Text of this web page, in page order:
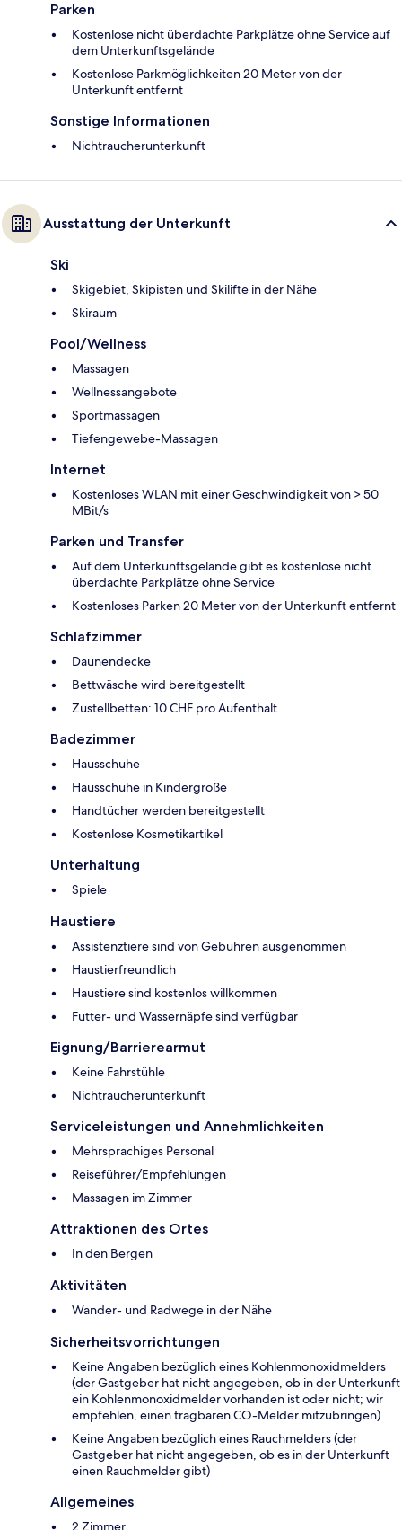
Parken
Kostenlose nicht überdachte Parkplätze ohne Service auf
dem Unterkunftsgelände
Kostenlose Parkmöglichkeiten 20 Meter von der
Unterkunft entfernt
Sonstige Informationen
Nichtraucherunterkunft
Ausstattung der Unterkunft
Ski
Skigebiet, Skipisten und Skilifte in der Nähe
Skiraum
Pool/Wellness
Massagen
Wellnessangebote
Sportmassagen
Tiefengewebe-Massagen
Internet
Kostenloses WLAN mit einer Geschwindigkeit von > 50
MBit/s
Parken und Transfer
Auf dem Unterkunftsgelände gibt es kostenlose nicht
überdachte Parkplätze ohne Service
Kostenloses Parken 20 Meter von der Unterkunft entfernt
Schlafzimmer
Daunendecke
Bettwäsche wird bereitgestellt
Zustellbetten: 10 CHF pro Aufenthalt
Badezimmer
Hausschuhe
Hausschuhe in Kindergröße
Handtücher werden bereitgestellt
Kostenlose Kosmetikartikel
Unterhaltung
Spiele
Haustiere
Assistenztiere sind von Gebühren ausgenommen
Haustierfreundlich
Haustiere sind kostenlos willkommen
Futter- und Wassernäpfe sind verfügbar
Eignung/Barrierearmut
Keine Fahrstühle
Nichtraucherunterkunft
Serviceleistungen und Annehmlichkeiten
Mehrsprachiges Personal
Reiseführer/Empfehlungen
Massagen im Zimmer
Attraktionen des Ortes
In den Bergen
Aktivitäten
Wander- und Radwege in der Nähe
Sicherheitsvorrichtungen
Keine Angaben bezüglich eines Kohlenmonoxidmelders
(der Gastgeber hat nicht angegeben, ob in der Unterkunft
ein Kohlenmonoxidmelder vorhanden ist oder nicht; wir
empfehlen, einen tragbaren CO-Melder mitzubringen)
Keine Angaben bezüglich eines Rauchmelders (der
Gastgeber hat nicht angegeben, ob es in der Unterkunft
einen Rauchmelder gibt)
Allgemeines
2 Zimmer